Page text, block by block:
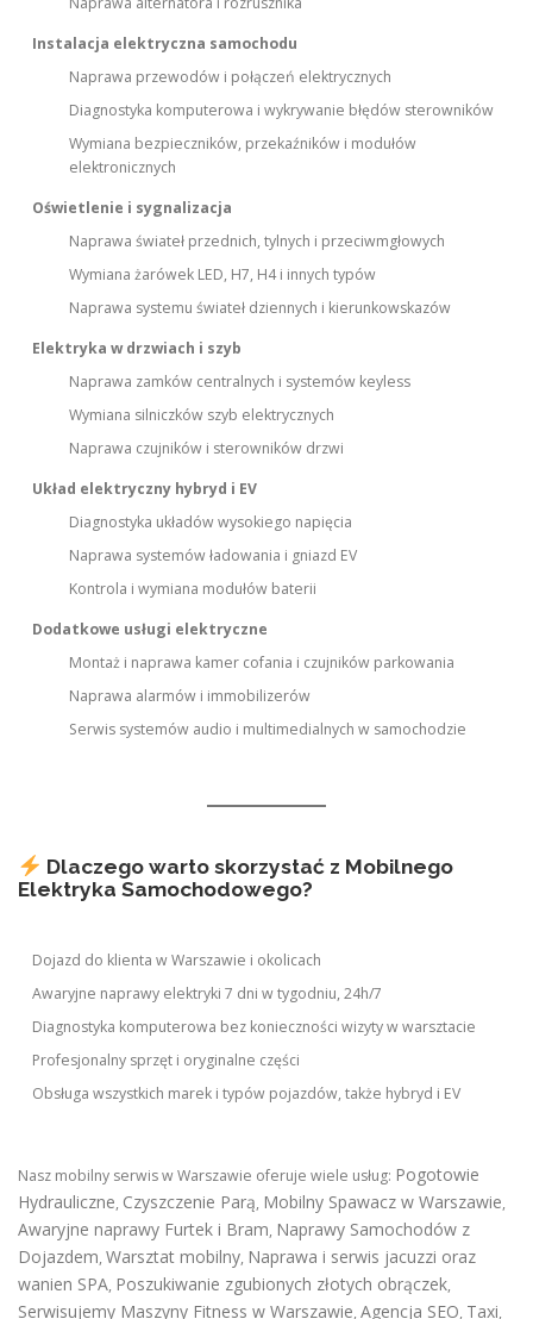
Instalacja elektryczna samochodu
Naprawa przewodów i połączeń elektrycznych
Diagnostyka komputerowa i wykrywanie błędów sterowników
Wymiana bezpieczników, przekaźników i modułów
elektronicznych
Oświetlenie i sygnalizacja
Naprawa świateł przednich, tylnych i przeciwmgłowych
Wymiana żarówek LED, H7, H4 i innych typów
Naprawa systemu świateł dziennych i kierunkowskazów
Elektryka w drzwiach i szyb
Naprawa zamków centralnych i systemów keyless
Wymiana silniczków szyb elektrycznych
Naprawa czujników i sterowników drzwi
Układ elektryczny hybryd i EV
Diagnostyka układów wysokiego napięcia
Naprawa systemów ładowania i gniazd EV
Kontrola i wymiana modułów baterii
Dodatkowe usługi elektryczne
Montaż i naprawa kamer cofania i czujników parkowania
Naprawa alarmów i immobilizerów
Serwis systemów audio i multimedialnych w samochodzie
Dlaczego warto skorzystać z Mobilnego
Elektryka Samochodowego?
Dojazd do klienta w Warszawie i okolicach
Awaryjne naprawy elektryki 7 dni w tygodniu, 24h/7
Diagnostyka komputerowa bez konieczności wizyty w warsztacie
Profesjonalny sprzęt i oryginalne części
Obsługa wszystkich marek i typów pojazdów, także hybryd i EV
Nasz mobilny serwis w Warszawie oferuje wiele usług: Pogotowie
Hydrauliczne, Czyszczenie Parą, Mobilny Spawacz w Warszawie,
Awaryjne naprawy Furtek i Bram, Naprawy Samochodów z
Dojazdem, Warsztat mobilny, Naprawa i serwis jacuzzi oraz
wanien SPA, Poszukiwanie zgubionych złotych obrączek,
Serwisujemy Maszyny Fitness w Warszawie, Agencja SEO, Taxi,